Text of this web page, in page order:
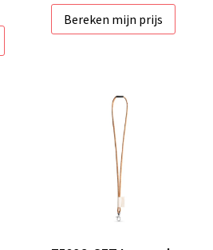
Bereken mijn prijs